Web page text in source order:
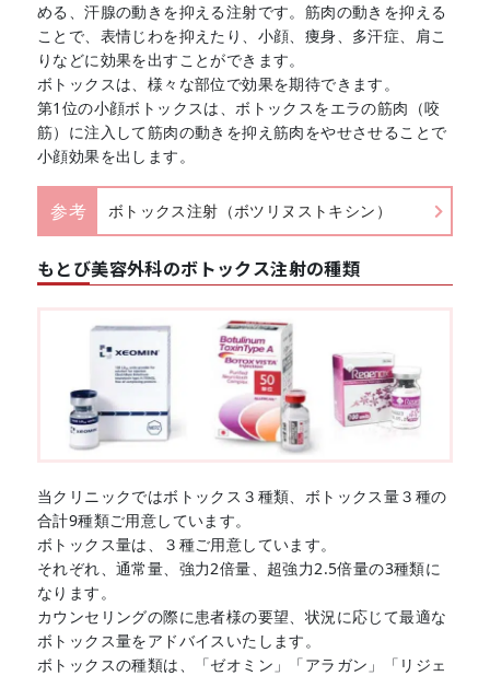
める、汗腺の動きを抑える注射です。筋肉の動きを抑える
ことで、表情じわを抑えたり、小顔、痩身、多汗症、肩こ
りなどに効果を出すことができます。
ボトックスは、様々な部位で効果を期待できます。
第1位の小顔ボトックスは、ボトックスをエラの筋肉（咬
筋）に注入して筋肉の動きを抑え筋肉をやせさせることで
小顔効果を出します。
参考 ボトックス注射（ボツリヌストキシン）
もとび美容外科のボトックス注射の種類
当クリニックではボトックス３種類、ボトックス量３種の
合計9種類ご用意しています。
ボトックス量は、３種ご用意しています。
それぞれ、通常量、強力2倍量、超強力2.5倍量の3種類に
なります。
カウンセリングの際に患者様の要望、状況に応じて最適な
ボトックス量をアドバイスいたします。
ボトックスの種類は、「ゼオミン」「アラガン」「リジェ